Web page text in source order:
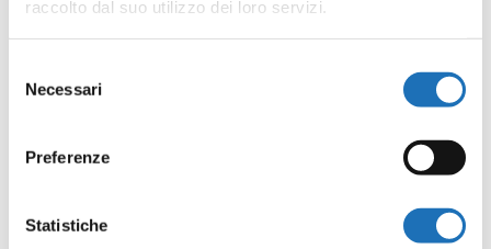
raccolto dal suo utilizzo dei loro servizi.
delNecessari
Preferenze
Statistiche
Condividi